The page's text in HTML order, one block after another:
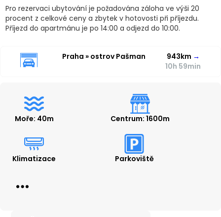
Pro rezervaci ubytování je požadována záloha ve výši 20
procent z celkové ceny a zbytek v hotovosti při příjezdu.
Příjezd do apartmánu je po 14:00 a odjezd do 10:00.
Praha » ostrov Pašman 943km →
10h 59min
Moře: 40m Centrum: 1600m
Klimatizace Parkoviště